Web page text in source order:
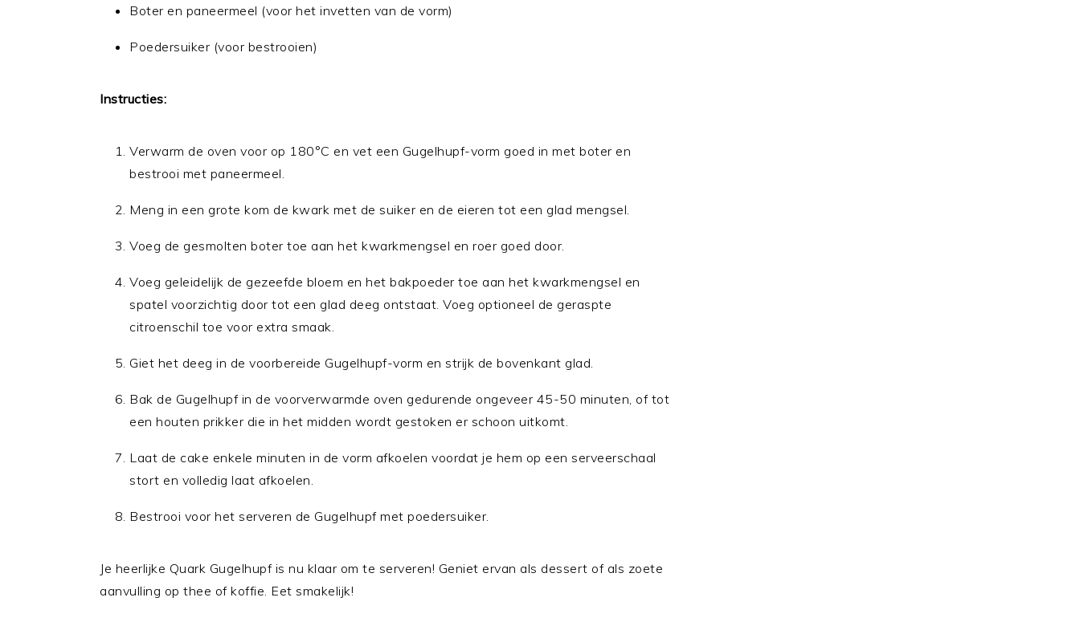
Boter en paneermeel (voor het invetten van de vorm)
Poedersuiker (voor bestrooien)
Instructies:
Verwarm de oven voor op 180°C en vet een Gugelhupf-vorm goed in met boter en
bestrooi met paneermeel.
Meng in een grote kom de kwark met de suiker en de eieren tot een glad mengsel.
Voeg de gesmolten boter toe aan het kwarkmengsel en roer goed door.
Voeg geleidelijk de gezeefde bloem en het bakpoeder toe aan het kwarkmengsel en
spatel voorzichtig door tot een glad deeg ontstaat. Voeg optioneel de geraspte
citroenschil toe voor extra smaak.
Giet het deeg in de voorbereide Gugelhupf-vorm en strijk de bovenkant glad.
Bak de Gugelhupf in de voorverwarmde oven gedurende ongeveer 45-50 minuten, of tot
een houten prikker die in het midden wordt gestoken er schoon uitkomt.
Laat de cake enkele minuten in de vorm afkoelen voordat je hem op een serveerschaal
stort en volledig laat afkoelen.
Bestrooi voor het serveren de Gugelhupf met poedersuiker.
Je heerlijke Quark Gugelhupf is nu klaar om te serveren! Geniet ervan als dessert of als zoete
aanvulling op thee of koffie. Eet smakelijk!